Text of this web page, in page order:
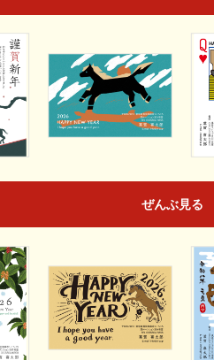
ぜんぶ見る